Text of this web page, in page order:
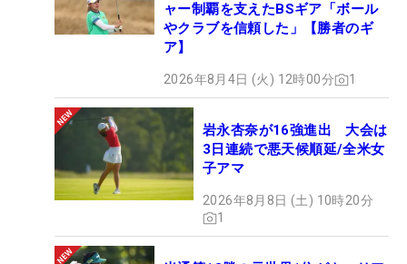
ャー制覇を支えたBSギア「ボール
やクラブを信頼した」【勝者のギ
ア】
2026年8月4日 (火) 12時00分 1
岩永杏奈が16強進出 大会は
3日連続で悪天候順延/全米女
子アマ
2026年8月8日 (土) 10時20分
1